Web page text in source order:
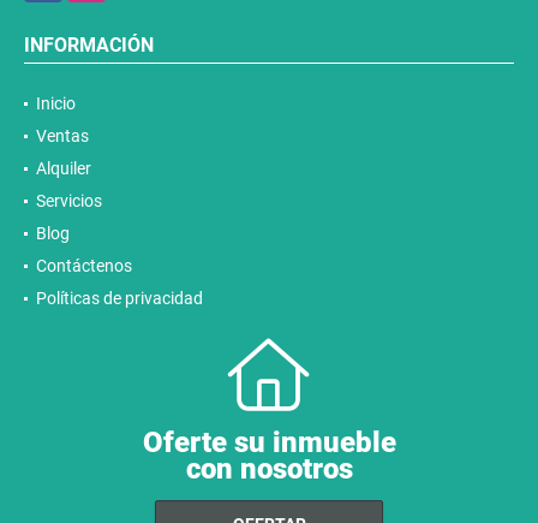
INFORMACIÓN
Inicio
Ventas
Alquiler
Servicios
Blog
Contáctenos
Políticas de privacidad
Oferte su inmueble
con nosotros